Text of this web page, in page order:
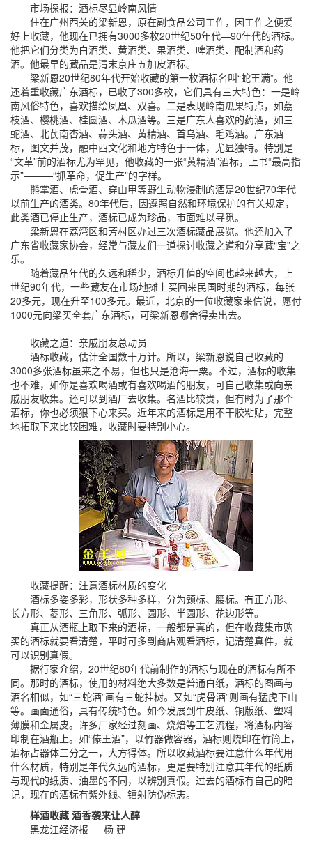
市场探报：酒标尽显岭南风情
住在广州西关的梁新恩，原在副食品公司工作，因工作之便爱
好上收藏，他现在已拥有3000多枚20世纪50年代—90年代的酒标。
他把它们分类为白酒类、黄酒类、果酒类、啤酒类、配制酒和药
酒。他最早的藏品是清末京庄五加皮酒标。
梁新恩20世纪80年代开始收藏的第一枚酒标名叫“蛇王满”。他
还着重收藏广东酒标，已收了300多枚，它们具有三大特色：一是岭
南风俗特色，喜欢描绘凤凰、双喜。二是表现岭南瓜果特点，如荔
枝酒、樱桃酒、桂圆酒、木瓜酒等。三是广东人喜欢的药酒，如三
蛇酒、北芪南杏酒、蒜头酒、黄精酒、首乌酒、毛鸡酒。广东酒
标，图文并茂，融中西文化和地方特色于一体，尤显独特。特别是
“文革”前的酒标尤为罕见，他收藏的一张“黄精酒”酒标，上书“最高指
示”———“抓革命，促生产”的字样。
熊掌酒、虎骨酒、穿山甲等野生动物浸制的酒是20世纪70年代
以前生产的酒类。80年代后，因遵照自然和环境保护的有关规定，
此类酒已停止生产，酒标已成为珍品，市面难以寻觅。
梁新恩在荔湾区和芳村区办过三次酒标藏品展览。他还加入了
广东省收藏家协会，经常与藏友们一道探讨收藏之道和分享藏“宝”之
乐。
随着藏品年代的久远和稀少，酒标升值的空间也越来越大，上
世纪90年代，一些藏友在市场地摊上买回来民国时期的酒标，每张
20多元，现在升至100多元。最近，北京的一位收藏家来信说，愿付
1000元向梁买全套广东酒标，可梁新恩哪舍得卖出去。
收藏之道：亲戚朋友总动员
酒标收藏，估计全国数十万计。所以，梁新恩说自己收藏的
3000多张酒标虽来之不易，但也只是沧海一粟。不过，酒标的收集
也不难，如你是喜欢喝酒或有喜欢喝酒的朋友，可自己收集或向亲
戚朋友收集。还可以到酒厂去收集。名酒比较贵，但有时为了那个
酒标，你也必须狠下心来买。近年来的酒标是用不干胶粘贴，完整
地拓取下来比较困难，收藏时要特别小心。
收藏提醒：注意酒标材质的变化
酒标多姿多彩，形状多种多样，分为颈标、腰标。有正方形、
长方形、菱形、三角形、弧形、圆形、半圆形、花边形等。
真正从酒瓶上取下来的酒标，一般都是真的，但在收藏集市购
买的酒标就要看清楚，平时可多到商店观看酒标，记清楚真件，就
可以识别真假。
据行家介绍，20世纪80年代前制作的酒标与现在的酒标有所不
同。那时的酒标，使用的材料绝大多数是普通白纸，酒标的图画与
酒名相似，如“三蛇酒”画有三蛇挂树。又如“虎骨酒”则画有猛虎下山
等。画面通俗，具有传统特色。如今发展到牛皮纸、铜版纸、塑料
薄膜和金属皮。许多厂家经过刻画、烧焙等工艺流程，将酒标内容
印制在酒瓶上。如“傣王酒”，以竹器做容器，酒标则烧印在竹筒上，
酒标占器体三分之一，大方得体。所以收藏酒标要注意什么年代用
什么材质，特别是年代久远的酒标，更是要特别注意其年代的纸质
与现代的纸质、油墨的不同，以辨别真假。过去的酒标有自己的暗
记，现在的酒标有紫外线、镭射防伪标志。
样酒收藏 酒香袭来让人醉
黑龙江经济报 杨 建